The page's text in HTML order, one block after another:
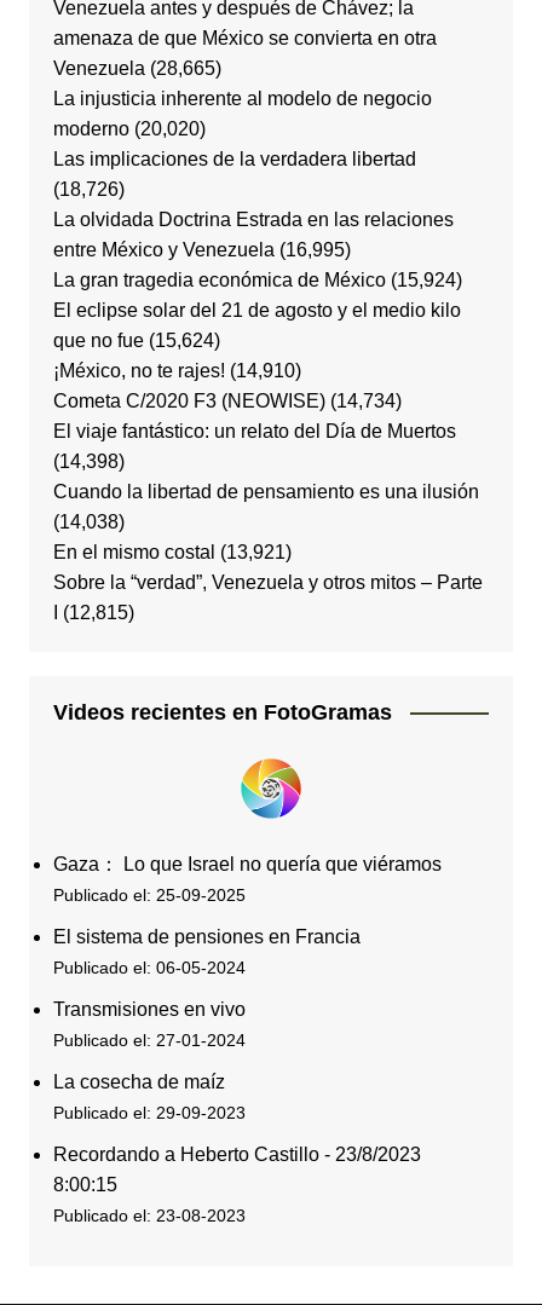
Venezuela antes y después de Chávez; la
amenaza de que México se convierta en otra
Venezuela (28,665)
La injusticia inherente al modelo de negocio
moderno (20,020)
Las implicaciones de la verdadera libertad
(18,726)
La olvidada Doctrina Estrada en las relaciones
entre México y Venezuela (16,995)
La gran tragedia económica de México (15,924)
El eclipse solar del 21 de agosto y el medio kilo
que no fue (15,624)
¡México, no te rajes! (14,910)
Cometa C/2020 F3 (NEOWISE) (14,734)
El viaje fantástico: un relato del Día de Muertos
(14,398)
Cuando la libertad de pensamiento es una ilusión
(14,038)
En el mismo costal (13,921)
Sobre la “verdad”, Venezuela y otros mitos – Parte
(12,815)
Videos recientes en FotoGramas
Gaza： Lo que Israel no quería que viéramos
Publicado el: 25-09-2025
El sistema de pensiones en Francia
Publicado el: 06-05-2024
Transmisiones en vivo
Publicado el: 27-01-2024
La cosecha de maíz
Publicado el: 29-09-2023
Recordando a Heberto Castillo - 23/8/2023
8:00:15
Publicado el: 23-08-2023